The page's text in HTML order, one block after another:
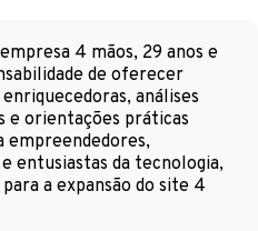
4 mãos, 29 anos e
de oferecer
análises
e orientações práticas
empreendedores,
entusiastas da tecnologia,
a expansão do site 4